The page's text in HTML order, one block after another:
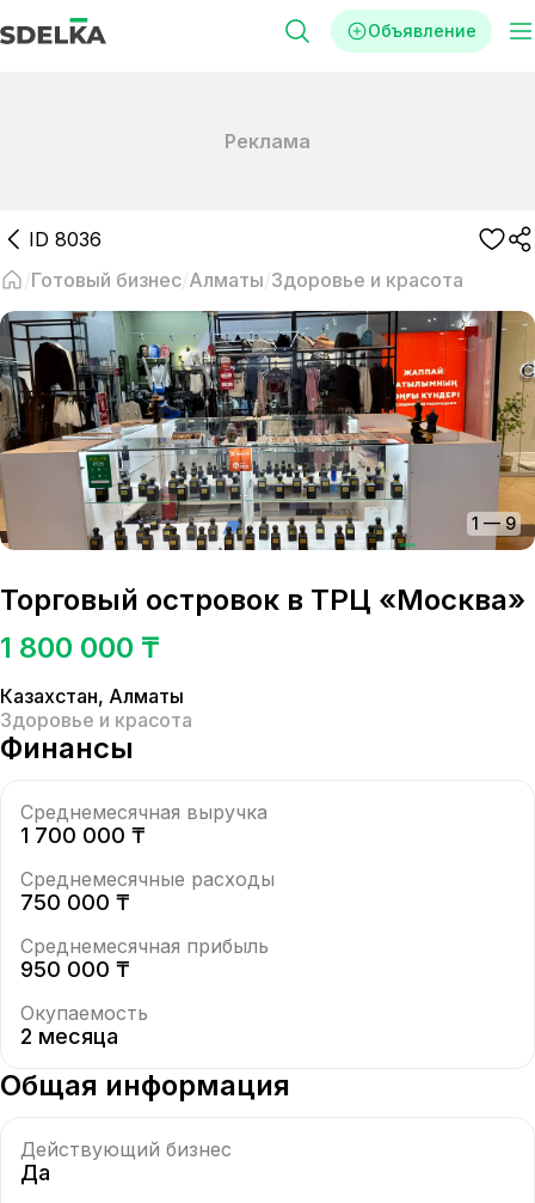
Объявление
Реклама
ID 8036
Готовый бизнес Алматы Здоровье и красота
1 —9
Торговый островок в ТРЦ «Москва»
1 800 000 ₸
Казахстан, Алматы
Здоровье и красота
Финансы
Среднемесячная выручка
1 700 000 ₸
Среднемесячные расходы
750 000 ₸
Среднемесячная прибыль
950 000 ₸
Окупаемость
2 месяца
Общая информация
Действующий бизнес
Да